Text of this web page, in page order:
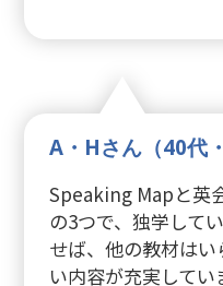
A・Hさん（40代
Speaking Mapと英
の3つで、独学して
せば、他の教材は
い内容が充実してい